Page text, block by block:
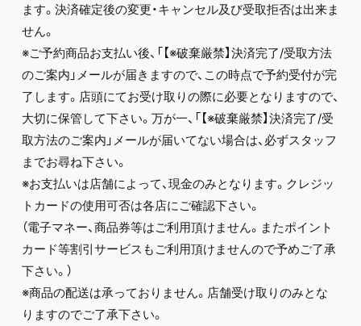
ます。決済確定後の変更・キャンセル及び受取拒否は出来ま
せん。
※ご予約商品お支払い後、「【※破棄厳禁】決済完了/受取方法
のご案内」メールが届きますので、この時点で予約受付が完
了します。店頭にてお受け取りの際に必要となりますので、
大切に保管して下さい。万が一、「【※破棄厳禁】決済完了/受
取方法のご案内」メールが届いてない場合は、必ずスタッフ
までお尋ね下さい。
※お支払いは店舗によって、現金のみとなります。クレジッ
トカードの使用可否は各店にご確認下さい。
（電子マネー、商品券等はご利用頂けません。またポイント
カード等割引サービスもご利用頂けませんので予めご了承
下さい。）
※商品の配送は承っておりません。店舗受け取りのみとな
りますのでご了承下さい。